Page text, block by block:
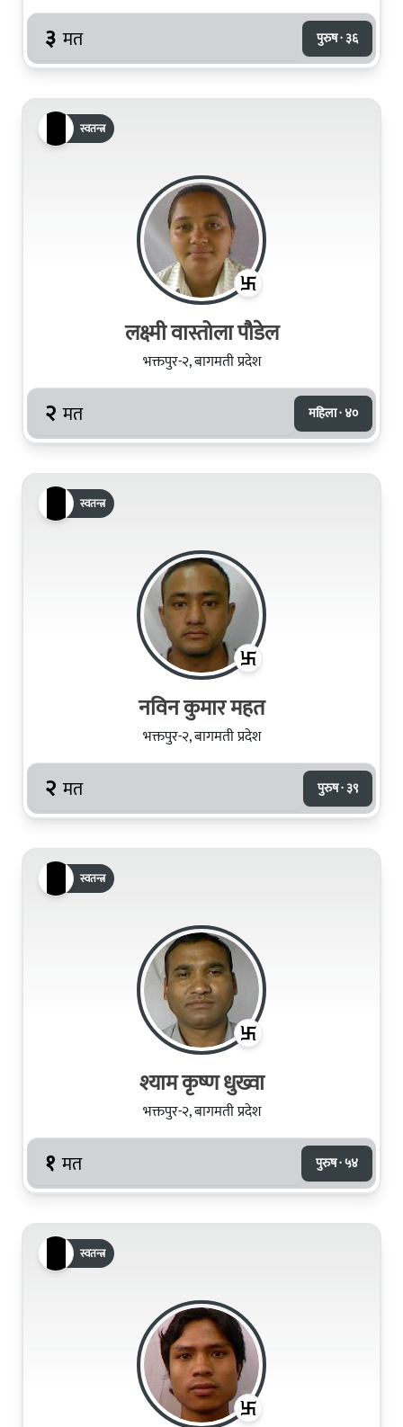
३ मत पुरुष · ३६
स्वतन्त्र
लक्ष्मी वास्तोला पौडेल
भक्तपुर-२, बागमती प्रदेश
२ मत महिला · ४०
स्वतन्त्र
नविन कुमार महत
भक्तपुर-२, बागमती प्रदेश
२ मत पुरुष · ३९
स्वतन्त्र
श्याम कृष्ण धुख्वा
भक्तपुर-२, बागमती प्रदेश
१ मत पुरुष · ५४
स्वतन्त्र